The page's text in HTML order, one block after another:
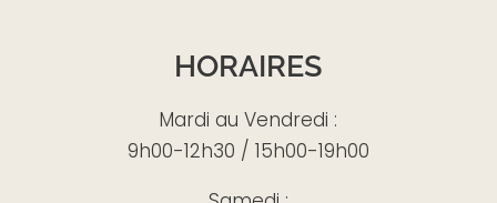
HORAIRES
Mardi au Vendredi :
9h00-12h30 / 15h00-19h00